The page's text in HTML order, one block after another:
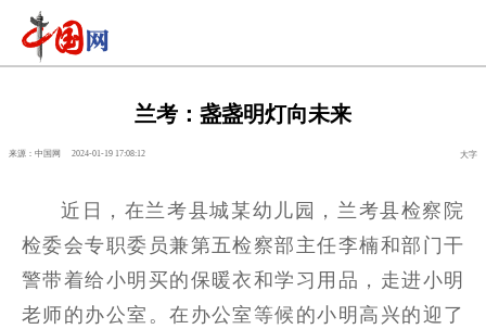
兰考：盏盏明灯向未来
来源：中国网 2024-01-19 17:08:12 大字
近日，在兰考县城某幼儿园，兰考县检察院
检委会专职委员兼第五检察部主任李楠和部门干
警带着给小明买的保暖衣和学习用品，走进小明
老师的办公室。在办公室等候的小明高兴的迎了